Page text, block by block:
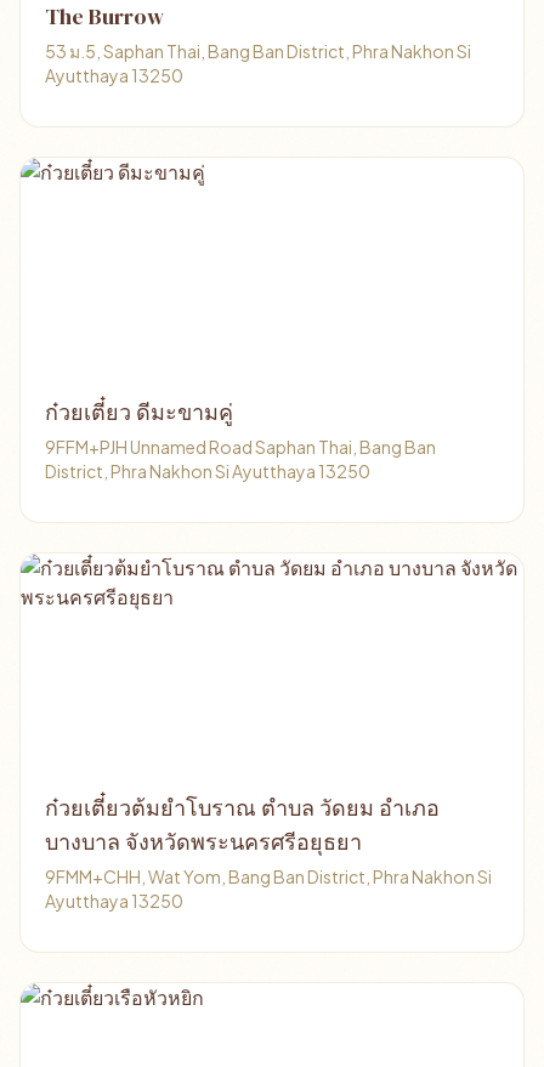
The Burrow
53 ม.5, Saphan Thai, Bang Ban District, Phra Nakhon Si
Ayutthaya 13250
ก๋วยเตี๋ยว ดีมะขามคู่
9FFM+PJH Unnamed Road Saphan Thai, Bang Ban
District, Phra Nakhon Si Ayutthaya 13250
ก๋วยเตี๋ยวต้มยำโบราณ ตำบล วัดยม อำเภอ
บางบาล จังหวัดพระนครศรีอยุธยา
9FMM+CHH, Wat Yom, Bang Ban District, Phra Nakhon Si
Ayutthaya 13250